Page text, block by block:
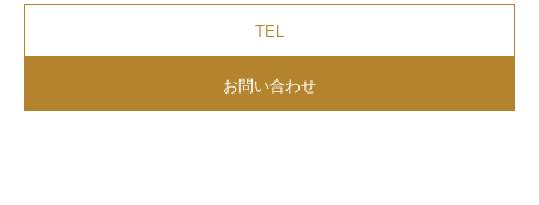
TEL
お問い合わせ